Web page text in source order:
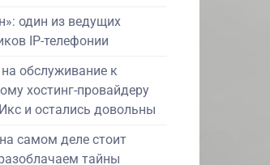
один из ведущих
IP-телефонии
обслуживание к
хостинг-провайдеру
и остались довольны
самом деле стоит
тайны